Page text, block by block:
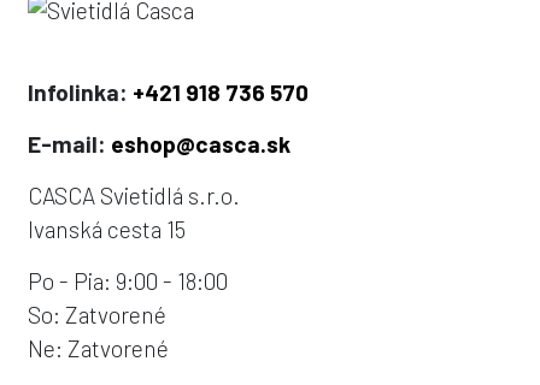
Infolinka: +421 918 736 570
E-mail: eshop@casca.sk
CASCA Svietidlá s.r.o.
Ivanská cesta 15
Po - Pia: 9:00 - 18:00
So: Zatvorené
Ne: Zatvorené